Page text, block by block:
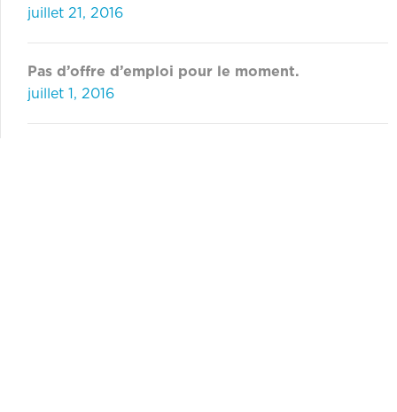
juillet 21, 2016
Pas d’offre d’emploi pour le moment.
juillet 1, 2016